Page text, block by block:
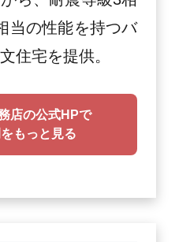
当の性能を持つバ
住宅を提供。
店の公式HPで
もっと見る